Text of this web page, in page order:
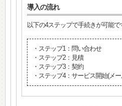
導入の流れ
以下の4ステップで手続きが可能で
・ステップ1：問い合わせ
・ステップ2：見積
・ステップ3：契約
・ステップ4：サービス開始(メ